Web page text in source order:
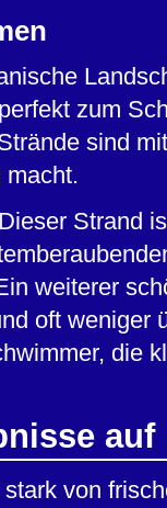
zum
sind
macht.
Strand
weiterer
oft weniger
die
auf
von